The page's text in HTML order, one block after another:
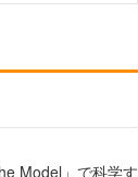
Model」で科学す